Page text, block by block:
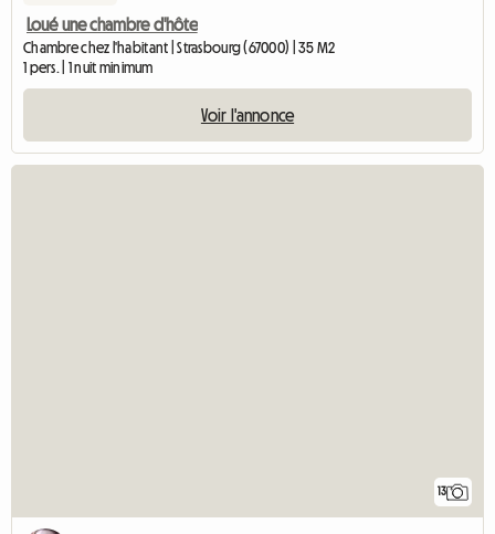
Loué une chambre d'hôte
Chambre chez l'habitant | Strasbourg (67000) | 35 M2
1 pers. | 1 nuit minimum
Voir l'annonce
13